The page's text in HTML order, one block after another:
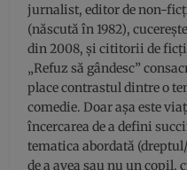
jurnalist, editor de non-
(născută în 1982),
din 2008, și cititorii de
„Refuz să gândesc”
place contrastul dintre o
comedie. Doar așa este
încercarea de a defini
tematica abordată
de a avea sau nu un copil,